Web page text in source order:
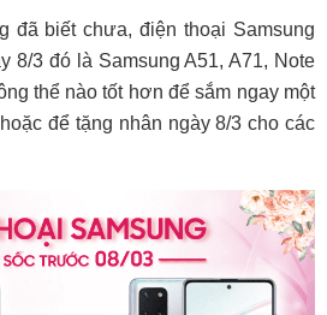
đã biết chưa, điện thoại Samsung
8/3 đó là Samsung A51, A71, Note
thể nào tốt hơn để sắm ngay một
để tặng nhân ngày 8/3 cho các